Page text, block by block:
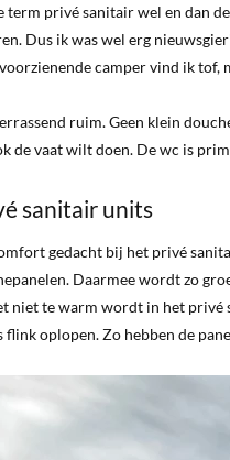
term privé sanitair wel en dan
Dus ik was wel erg
camper vind ik tof,
ruim. Geen klein
de vaat wilt doen. De wc is
sanitair units
gedacht bij het privé
Daarmee wordt zo
niet te warm wordt in het privé
flink oplopen. Zo hebben de